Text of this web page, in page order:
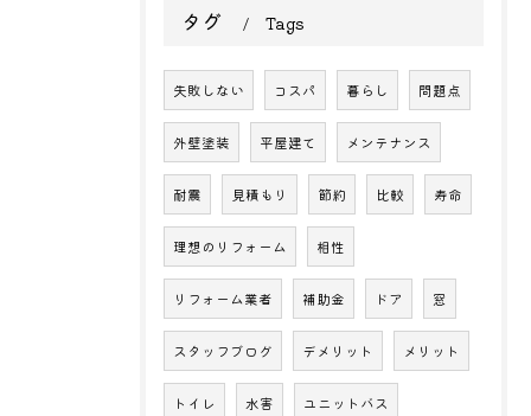
タグ Tags
失敗しない コスパ 暮らし 問題点
外壁塗装 平屋建て メンテナンス
耐震 見積もり 節約 比較 寿命
理想のリフォーム 相性
リフォーム業者 補助金 ドア 窓
スタッフブログ デメリット メリット
トイレ 水害 ユニットバス